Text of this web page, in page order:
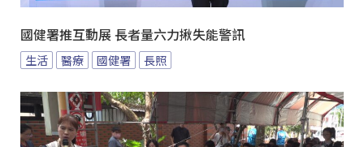
國健署推互動展 長者量六力揪失能警訊
生活 醫療 國健署 長照